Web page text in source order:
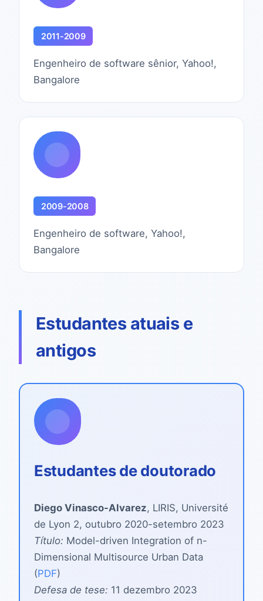
2011-2009
Engenheiro de software sênior, Yahoo!,
Bangalore
2009-2008
Engenheiro de software, Yahoo!,
Bangalore
Estudantes atuais e
antigos
Estudantes de doutorado
Diego Vinasco-Alvarez, LIRIS, Université
de Lyon 2, outubro 2020-setembro 2023
Título: Model-driven Integration of n-
Dimensional Multisource Urban Data
(PDF)
Defesa de tese: 11 dezembro 2023